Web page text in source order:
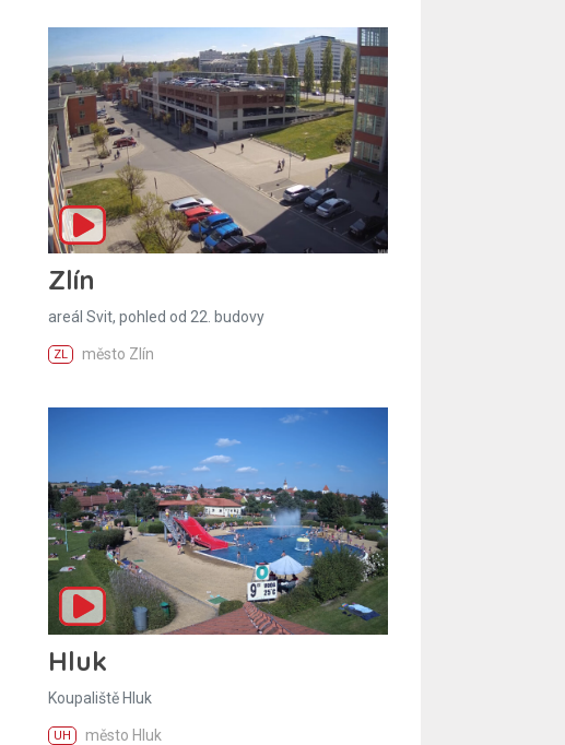
Zlín
areál Svit, pohled od 22. budovy
ZL město Zlín
Hluk
Koupaliště Hluk
UH město Hluk